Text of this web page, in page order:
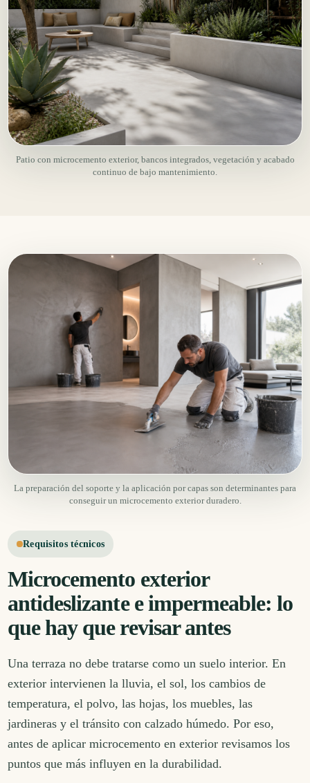
Patio con microcemento exterior, bancos integrados, vegetación y acabado
continuo de bajo mantenimiento.
La preparación del soporte y la aplicación por capas son determinantes para
conseguir un microcemento exterior duradero.
Requisitos técnicos
Microcemento exterior
antideslizante e impermeable: lo
que hay que revisar antes
Una terraza no debe tratarse como un suelo interior. En
exterior intervienen la lluvia, el sol, los cambios de
temperatura, el polvo, las hojas, los muebles, las
jardineras y el tránsito con calzado húmedo. Por eso,
antes de aplicar microcemento en exterior revisamos los
puntos que más influyen en la durabilidad.